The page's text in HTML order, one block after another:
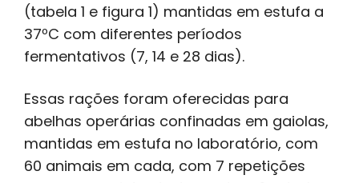
(tabela 1 e figura 1) mantidas em estufa a
37ºC com diferentes períodos
fermentativos (7, 14 e 28 dias).
Essas rações foram oferecidas para
abelhas operárias confinadas em gaiolas,
mantidas em estufa no laboratório, com
60 animais em cada, com 7 repetições